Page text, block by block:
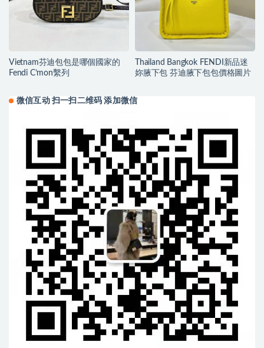
Vietnam芬迪包包是哪個國家的
Fendi C’mon繫列
Thailand Bangkok FENDI新品迷
妳腋下包 芬迪腋下包包價格圖片
微信互动 扫一扫二维码 添加微信